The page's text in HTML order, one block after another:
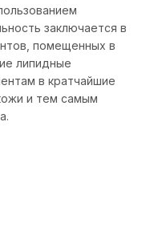
заключается в
помещенных в
липидные
в кратчайшие
и тем самым